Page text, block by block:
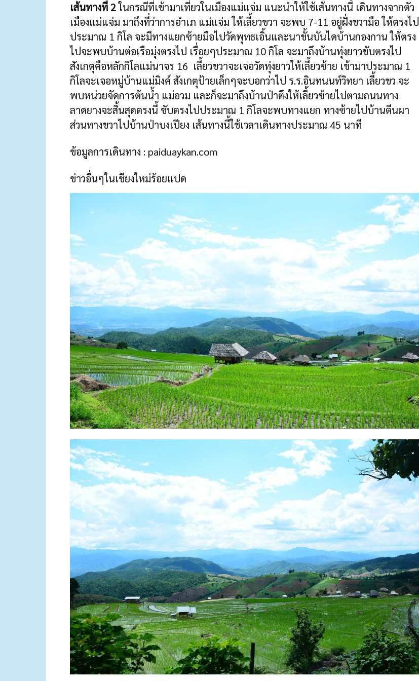
เส้นทางที่ 2ในกรณีที่เข้ามาเที่ยวในเมืองแม่แจ่ม แนะนำให้ใช้เส้นทางนี้ เดินทางจากตัว
เมืองแม่แจ่ม มาถึงที่ว่าการอำเภ แม่แจ่ม ให้เลี้ยวขวา จะพบ 7-11 อยู่ฝั่งขวามือ ให้ตรงไป
ประมาณ 1 กิโล จะมีทางแยกซ้ายมือไปวัดพุทธเอิ้นและนาขั้นบันไดบ้านกองกาน ให้ตรง
ไปจะพบบ้านต่อเรือมุ่งตรงไป เรื่อยๆประมาณ 10 กิโล จะมาถึงบ้านทุ่งยาวขับตรงไป
สังเกตุคือหลักกิโลแม่นาจร 16 เลี้ยวขวาจะเจอวัดทุ่งยาวให้เลี้ยวซ้าย เข้ามาประมาณ 1
กิโลจะเจอหมู่บ้านแม่มิงค์ สังเกตุป้ายเล็กๆจะบอกว่าไป ร.ร.อินทนนท์วิทยา เลี้ยวขว จะ
พบหน่วยจัดการต้นน้ำ แม่อวม และก็จะมาถึงบ้านป่าตึงให้เลี้ยวซ้ายไปตามถนนทาง
ลาดยางจะสิ้นสุดตรงนี้ ชับตรงไปประมาณ 1 กิโลจะพบทางแยก ทางซ้ายไปบ้านตีนผา
ส่วนทางขวาไปบ้านป่าบงเปียง เส้นทางนี้ใช้เวลาเดินทางประมาณ 45 นาที
ข้อมูลการเดินทาง : paiduaykan.com
ข่าวอื่นๆในเชียงใหม่ร้อยแปด